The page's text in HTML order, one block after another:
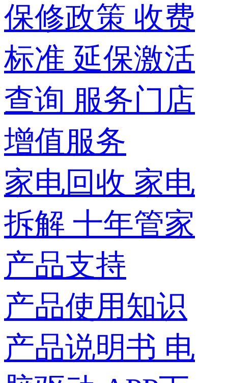
保修政策 收费
标准 延保激活
查询 服务门店
增值服务
家电回收 家电
拆解 十年管家
产品支持
产品使用知识
产品说明书 电